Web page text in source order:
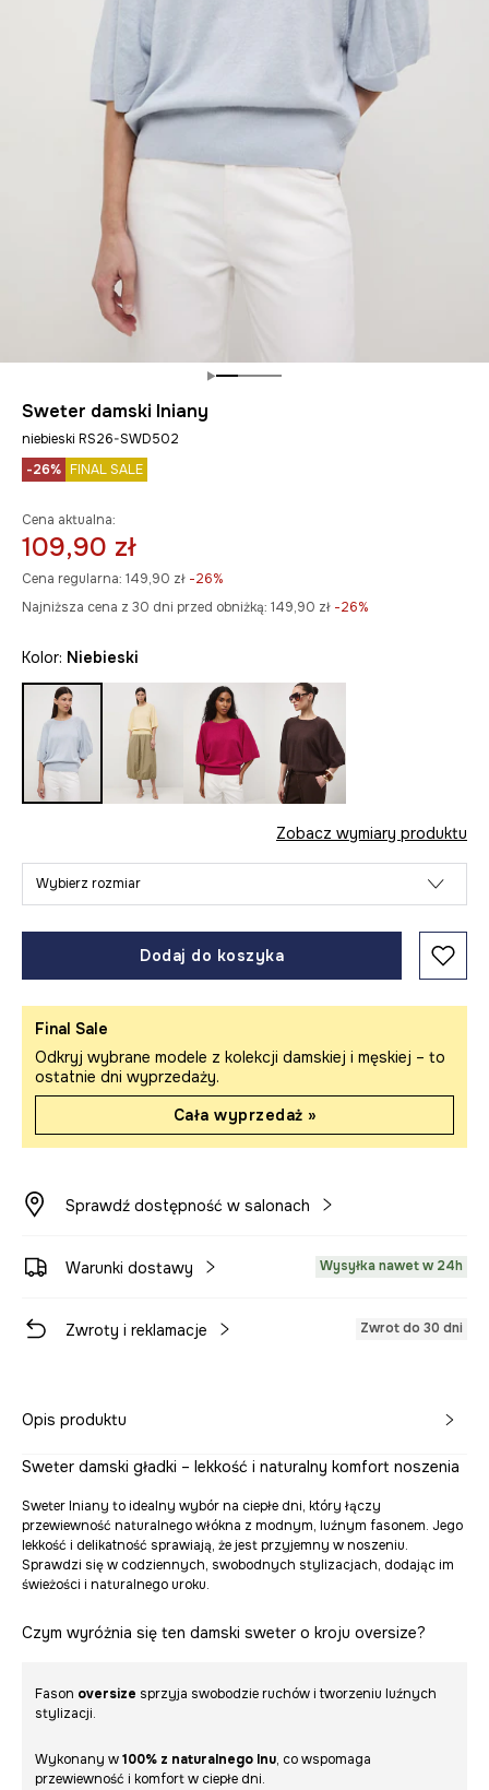
Sweter damski lniany
niebieski RS26-SWD502
-26% FINAL SALE
Cena aktualna:
109,90 zł
Cena regularna: 149,90 zł -26%
Najniższa cena z 30 dni przed obniżką: 149,90 zł -26%
Kolor: niebieski
Zobacz wymiary produktu
Wybierz rozmiar
Dodaj do koszyka
Final Sale
Odkryj wybrane modele z kolekcji damskiej i męskiej – to
ostatnie dni wyprzedaży.
Cała wyprzedaż »
Sprawdź dostępność w salonach
Warunki dostawy Wysyłka nawet w 24h
Zwroty i reklamacje Zwrot do 30 dni
Opis produktu
Sweter damski gładki – lekkość i naturalny komfort noszenia
Sweter lniany to idealny wybór na ciepłe dni, który łączy
przewiewność naturalnego włókna z modnym, luźnym fasonem. Jego
lekkość i delikatność sprawiają, że jest przyjemny w noszeniu.
Sprawdzi się w codziennych, swobodnych stylizacjach, dodając im
świeżości i naturalnego uroku.
Czym wyróżnia się ten damski sweter o kroju oversize?
Fason oversize sprzyja swobodzie ruchów i tworzeniu luźnych
stylizacji.
Wykonany w100% z naturalnego lnu, co wspomaga
przewiewność i komfort w ciepłe dni.